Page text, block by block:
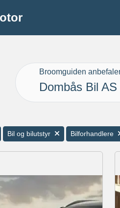
Broomguiden
Dombås Bil AS
Bil og bilutstyr Bilforhandlere